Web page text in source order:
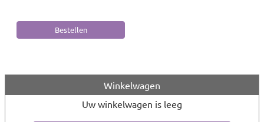
Winkelwagen
Uw winkelwagen is leeg